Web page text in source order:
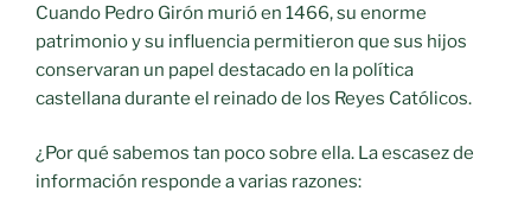
Cuando Pedro Girón murió en 1466, su enorme
patrimonio y su influencia permitieron que sus hijos
conservaran un papel destacado en la política
castellana durante el reinado de los Reyes Católicos.
¿Por qué sabemos tan poco sobre ella. La escasez de
información responde a varias razones: